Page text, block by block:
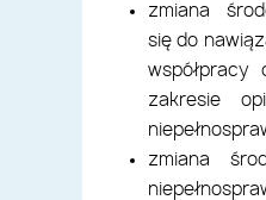
zmiana
się do
zakresie
zmiana